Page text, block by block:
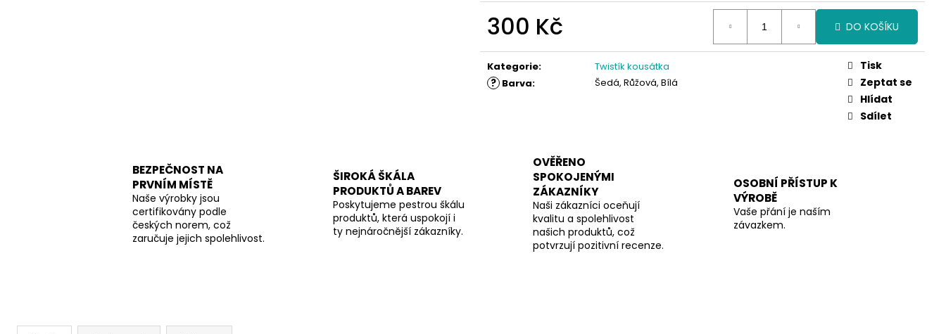
300 Kč DO KOŠÍKU
Kategorie: Twistík kousátka
? Barva: Šedá, Růžová, Bílá
Tisk
Zeptat se
Hlídat
Sdílet
BEZPEČNOST NA
PRVNÍM MÍSTĚ
Naše výrobky jsou
certifikovány podle
českých norem, což
zaručuje jejich spolehlivost.
ŠIROKÁ ŠKÁLA
PRODUKTŮ A BAREV
Poskytujeme pestrou škálu
produktů, která uspokojí i
ty nejnáročnější zákazníky.
OVĚŘENO
SPOKOJENÝMI
ZÁKAZNÍKY
Naši zákazníci oceňují
kvalitu a spolehlivost
našich produktů, což
potvrzují pozitivní recenze.
OSOBNÍ PŘÍSTUP K
VÝROBĚ
Vaše přání je naším
závazkem.